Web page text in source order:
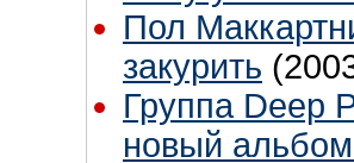
Пол
закурить
Группа Deep
новый